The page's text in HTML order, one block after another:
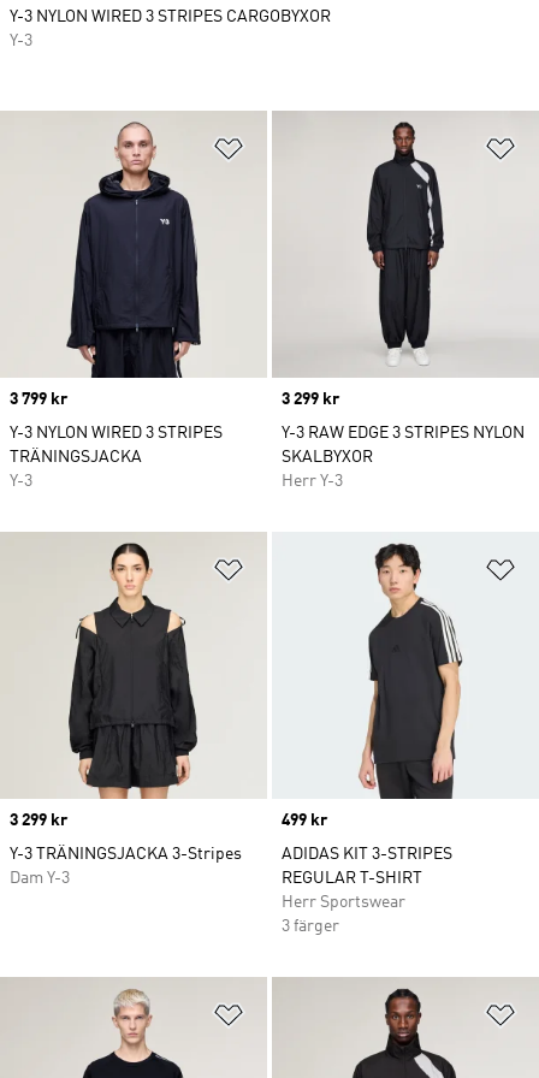
Lägg till på önskelistan
Price
3 799 kr
Y-3 NYLON WIRED 3 STRIPES
TRÄNINGSJACKA
Y-3
Price
3 299 kr
Y-3 RAW EDGE 3 STRIPES NYLON
SKALBYXOR
Herr Y-3
Lägg till på önskelistan
Price
3 299 kr
Y-3 TRÄNINGSJACKA 3-Stripes
Dam Y-3
Price
499 kr
ADIDAS KIT 3-STRIPES
REGULAR T-SHIRT
Herr Sportswear
3 färger
Lägg till på önskelistan
Y-3 NYLON WIRED 3 STRIPES CARGOBYXOR
Y-3